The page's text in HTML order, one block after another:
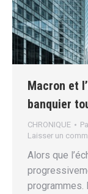
Macron et
banquier
CHRONIQUE
Laisser un
Alors que
programmes.